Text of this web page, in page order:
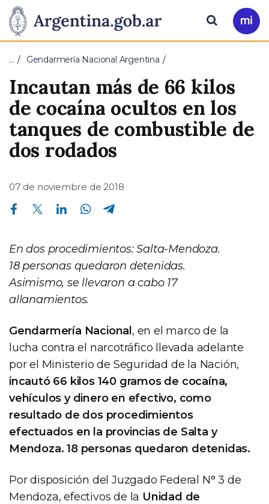
Presidencia
de
la
Nación
Pasar al contenido principal
Ir
a
Buscar
… Gendarmería Nacional Argentina
Incautan más de 66 kilos
de cocaína ocultos en los
tanques de combustible de
dos rodados
07 de noviembre de 2018
Compartir en Facebook Compartir en Twitter Compartir en Linkedin Compartir en Whatsapp
En dos procedimientos: Salta-Mendoza.
18 personas quedaron detenidas.
Asimismo, se llevaron a cabo 17
allanamientos.
Gendarmería Nacional , en el marco de la
lucha contra el narcotráfico llevada adelante
por el Ministerio de Seguridad de la Nación,
incautó 66 kilos 140 gramos de cocaína,
vehículos y dinero en efectivo, como
resultado de dos procedimientos
efectuados en la provincias de Salta y
Mendoza. 18 personas quedaron detenidas.
Por disposición del Juzgado Federal N° 3 de
Mendoza, efectivos de la Unidad de